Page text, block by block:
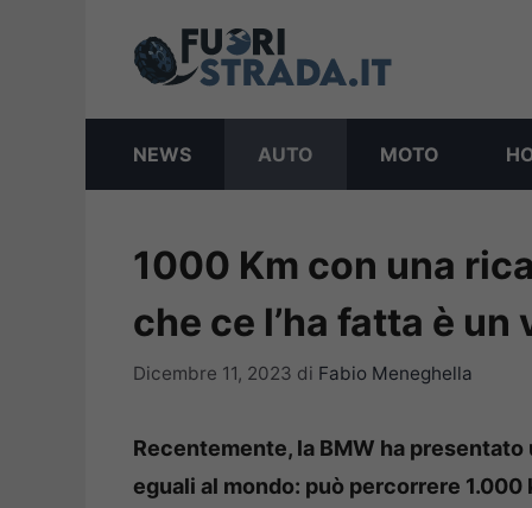
NEWS AUTO MOTO
1000 Km con una
che ce l’ha fatta è
Dicembre 11, 2023 di Fabio Meneghella
Recentemente, la BMW ha
eguali al mondo: può percorrere 1.000